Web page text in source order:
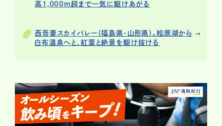
高1,000m超まで一気に駆けあがる
西吾妻スカイバレー（福島県・山形県）。桧原湖から
白布温泉へと、紅葉と絶景を駆け抜ける